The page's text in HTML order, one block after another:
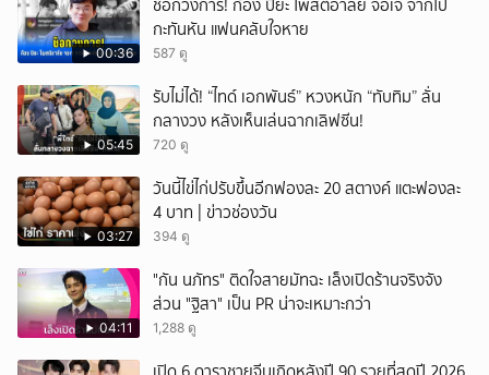
00:36
ช็อกวงการ! ก้อง ปิยะ โพสต์อาลัย จอเจ จากไป
กะทันหัน แฟนคลับใจหาย
587 ดู
05:45
รับไม่ได้! “ไทด์ เอกพันธ์” หวงหนัก “ทับทิม” ลั่น
กลางวง หลังเห็นเล่นฉากเลิฟซีน!
720 ดู
03:27
วันนี้ไข่ไก่ปรับขึ้นอีกฟองละ 20 สตางค์ แตะฟองละ
4 บาท | ข่าวช่องวัน
394 ดู
04:11
"กัน นภัทร" ติดใจสายมัทฉะ เล็งเปิดร้านจริงจัง
ส่วน "ฐิสา" เป็น PR น่าจะเหมาะกว่า
1,288 ดู